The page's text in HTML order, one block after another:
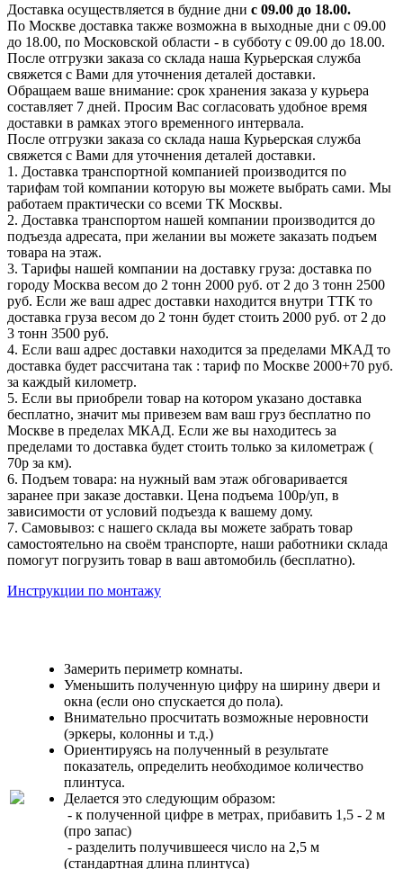
Доставка осуществляется в будние дни с 09.00 до 18.00.
По Москве доставка также возможна в выходные дни с 09.00
до 18.00, по Московской области - в субботу с 09.00 до 18.00.
После отгрузки заказа со склада наша Курьерская служба
свяжется с Вами для уточнения деталей доставки.
Обращаем ваше внимание: срок хранения заказа у курьера
составляет 7 дней. Просим Вас согласовать удобное время
доставки в рамках этого временного интервала.
После отгрузки заказа со склада наша Курьерская служба
свяжется с Вами для уточнения деталей доставки.
1. Доставка транспортной компанией производится по
тарифам той компании которую вы можете выбрать сами. Мы
работаем практически со всеми ТК Москвы.
2. Доставка транспортом нашей компании производится до
подъезда адресата, при желании вы можете заказать подъем
товара на этаж.
3. Тарифы нашей компании на доставку груза: доставка по
городу Москва весом до 2 тонн 2000 руб. от 2 до 3 тонн 2500
руб. Если же ваш адрес доставки находится внутри ТТК то
доставка груза весом до 2 тонн будет стоить 2000 руб. от 2 до
3 тонн 3500 руб.
4. Если ваш адрес доставки находится за пределами МКАД то
доставка будет рассчитана так : тариф по Москве 2000+70 руб.
за каждый километр.
5. Если вы приобрели товар на котором указано доставка
бесплатно, значит мы привезем вам ваш груз бесплатно по
Москве в пределах МКАД. Если же вы находитесь за
пределами то доставка будет стоить только за километраж (
70р за км).
6. Подъем товара: на нужный вам этаж обговаривается
заранее при заказе доставки. Цена подъема 100р/уп, в
зависимости от условий подъезда к вашему дому.
7. Самовывоз: с нашего склада вы можете забрать товар
самостоятельно на своём транспорте, наши работники склада
помогут погрузить товар в ваш автомобиль (бесплатно).
Инструкции по монтажу
Замерить периметр комнаты.
Уменьшить полученную цифру на ширину двери и
окна (если оно спускается до пола).
Внимательно просчитать возможные неровности
(эркеры, колонны и т.д.)
Ориентируясь на полученный в результате
показатель, определить необходимое количество
плинтуса.
Делается это следующим образом:
- к полученной цифре в метрах, прибавить 1,5 - 2 м
(про запас)
- разделить получившееся число на 2,5 м
(стандартная длина плинтуса)